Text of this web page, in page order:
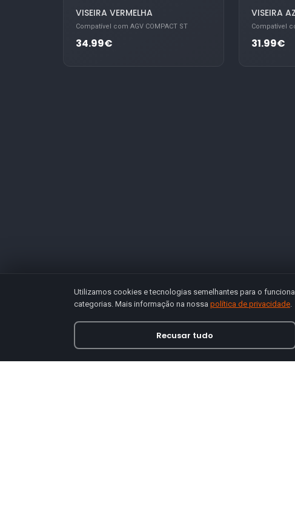
VISEIRA VERMELHA
Compatível com AGV COMPACT ST
34.99€
VISEIRA
Compatível
31.99€
Utilizamos cookies e tecnologias semelhantes para o
categorias. Mais informação na nossa política de privacidade.
Recusar tudo